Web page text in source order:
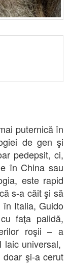
puternică în
de gen şi
pedepsit, ci,
în China sau
este rapid
s-a căit şi să
Italia, Guido
faţa palidă,
roşii – a
laic universal,
şi-a cerut